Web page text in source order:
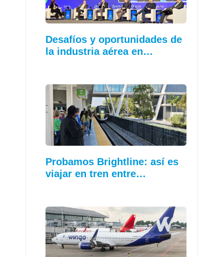
Desafíos y oportunidades de
la industria aérea en…
Probamos Brightline: así es
viajar en tren entre…